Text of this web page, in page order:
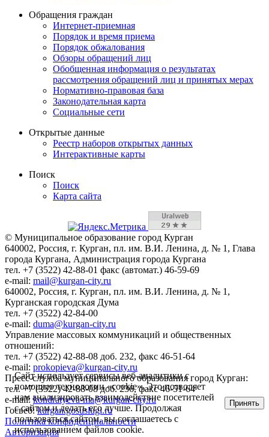
Обращения граждан
Интернет-приемная
Порядок и время приема
Порядок обжалования
Обзоры обращений лиц
Обобщенная информация о результатах
рассмотрения обращений лиц и принятых мерах
Нормативно-правовая база
Законодательная карта
Социальные сети
Открытые данные
Реестр наборов открытых данных
Интерактивные карты
Поиск
Поиск
Карта сайта
© Муниципальное образование город Курган
640002, Россия, г. Курган, пл. им. В.И. Ленина, д. № 1, Глава
города Кургана, Администрация города Кургана
тел. +7 (3522) 42-88-01 факс (автомат.) 46-59-69
e-mail: mail@kurgan-city.ru
640002, Россия, г. Курган, пл. им. В.И. Ленина, д. № 1,
Курганская городская Дума
тел. +7 (3522) 42-84-00
e-mail: duma@kurgan-city.ru
Управление массовых коммуникаций и общественных
отношений:
тел. +7 (3522) 42-88-08 доб. 232, факс 46-51-64
e-mail: prokopieva@kurgan-city.ru
Пресс-служба муниципального образования город Курган:
тел. +7 (3522) 42-88-08 доб. 236, факс 46-51-64
e-mail:kondratyeva-ma@kurgan-city.ru
Госвеб:kurgan.gosuslugi.ru
Политика конфиденциальности
Авторизация
Сайт использует сервисы веб-аналитики с
помощью технологии «cookie». Это позволяет
нам анализировать взаимодействие посетителей
с сайтом и делать его лучше. Продолжая
пользоваться сайтом, вы соглашаетесь с
использованием файлов cookie.
Принять